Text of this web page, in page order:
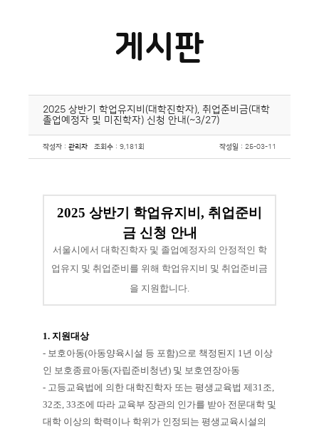
게시판
2025 상반기 학업유지비(대학진학자), 취업준비금(대학
졸업예정자 및 미진학자) 신청 안내(~3/27)
작성자 : 관리자 조회수 : 9,181회 작성일 : 25-03-11
2025 상반기 학업유지비, 취업준비
금신청 안내
서울시에서 대학진학자 및 졸업예정자의 안정적인 학
업유지 및 취업준비를 위해 학업유지비 및 취업준비금
을 지원합니다.
1. 지원대상
- 보호아동(아동양육시설 등 포함)으로 책정된지 1년 이상
인 보호종료아동(자립준비청년) 및 보호연장아동
- 고등교육법에 의한 대학진학자 또는 평생교육법 제31조,
32조, 33조에 따라 교육부 장관의 인가를 받아 전문대학 및
대학 이상의 학력이나 학위가 인정되는 평생교육시설의